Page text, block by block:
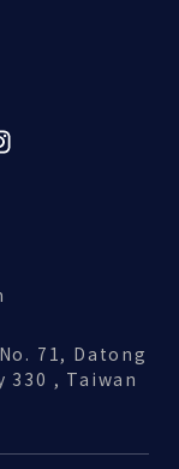
No. 71, Datong
330 , Taiwan